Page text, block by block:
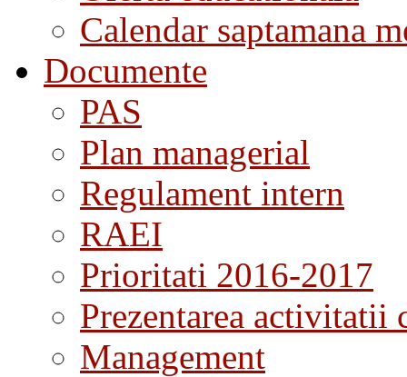
Calendar saptamana
Documente
PAS
Plan managerial
Regulament intern
RAEI
Prioritati 2016-2017
Prezentarea activitatii
Management